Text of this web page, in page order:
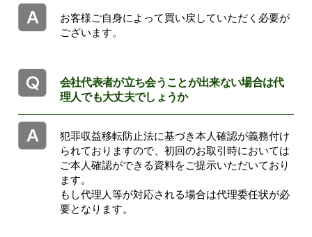
お客様ご自身によって買い戻していただく必要が
ございます。
会社代表者が立ち会うことが出来ない場合は代
理人でも大丈夫でしょうか
犯罪収益移転防止法に基づき本人確認が義務付け
られておりますので、初回のお取引時においては
ご本人確認ができる資料をご提示いただいており
ます。
もし代理人等が対応される場合は代理委任状が必
要となります。